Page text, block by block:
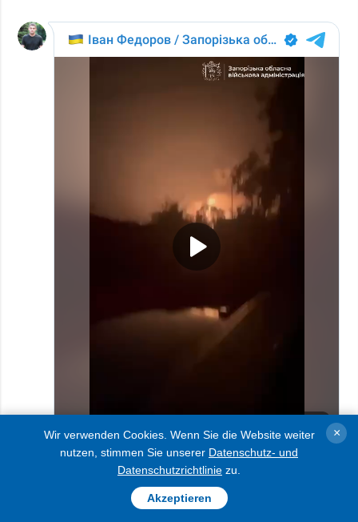
Wir verwenden Cookies. Wenn Sie die Website weiter
nutzen, stimmen Sie unserer Datenschutz- und
Datenschutzrichtlinie zu.
Akzeptieren
×